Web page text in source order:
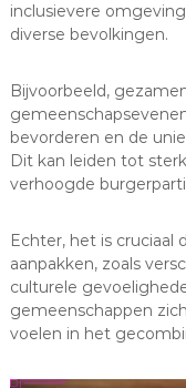
inclusievere
diverse bevolkingen.
Bijvoorbeeld,
bevorderen en de
Dit kan leiden tot
verhoogde
Echter, het is
aanpakken, zoals
culturele
gemeenschappen
voelen in het